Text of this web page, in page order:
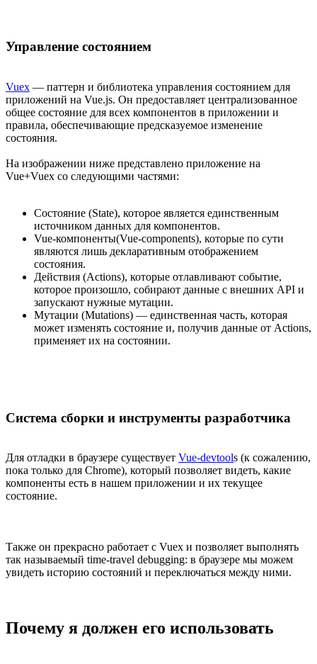
Управление состоянием
Vuex — паттерн и библиотека управления состоянием для
приложений на Vue.js. Он предоставляет централизованное
общее состояние для всех компонентов в приложении и
правила, обеспечивающие предсказуемое изменение
состояния.
На изображении ниже представлено приложение на
Vue+Vuex со следующими частями:
Состояние (State), которое является единственным
источником данных для компонентов.
Vue-компоненты(Vue-components), которые по сути
являются лишь декларативным отображением
состояния.
Действия (Actions), которые отлавливают событие,
которое произошло, собирают данные с внешних API и
запускают нужные мутации.
Мутации (Mutations) — единственная часть, которая
может изменять состояние и, получив данные от Actions,
применяет их на состоянии.
Система сборки и инструменты разработчика
Для отладки в браузере существует Vue-devtools (к сожалению,
пока только для Chrome), который позволяет видеть, какие
компоненты есть в нашем приложении и их текущее
состояние.
Также он прекрасно работает с Vuex и позволяет выполнять
так называемый time-travel debugging: в браузере мы можем
увидеть историю состояний и переключаться между ними.
Почему я должен его использовать